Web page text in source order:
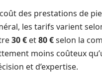
des prestations de
les tarifs varient
30 € et80 €selon la
moins coûteux
et d’expertise.